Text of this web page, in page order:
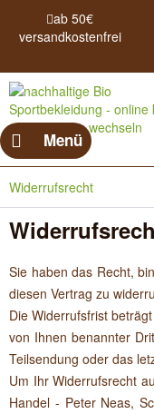
ab 50€
versandkostenfrei
Menü
Widerrufsrecht
Sie haben das Recht,
diesen Vertrag zu
Die Widerrufsfrist
von Ihnen benannter
Teilsendung oder das
Um Ihr Widerrufsrecht
Handel - Peter Neas,